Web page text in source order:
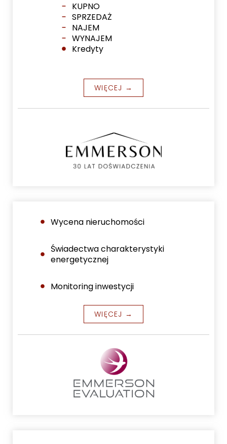
KUPNO
SPRZEDAŻ
NAJEM
WYNAJEM
Kredyty
WIĘCEJ →
Wycena nieruchomości
Świadectwa charakterystyki
energetycznej
Monitoring inwestycji
WIĘCEJ →